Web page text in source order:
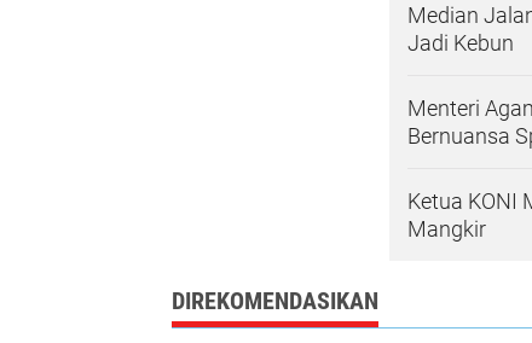
Median
Jadi Kebun
Menteri
Bernuansa
Ketua KONI
Mangkir
DIREKOMENDASIKAN